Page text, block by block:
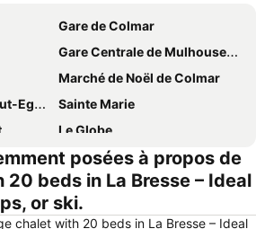
Gare de Colmar
Gare Centrale de Mulhouse-Ville
Marché de Noël de Colmar
Sainte Marie
Le Globe
posées à propos de
beds in La Bresse – Ideal
or ski.
chalet with 20 beds in La Bresse – Ideal